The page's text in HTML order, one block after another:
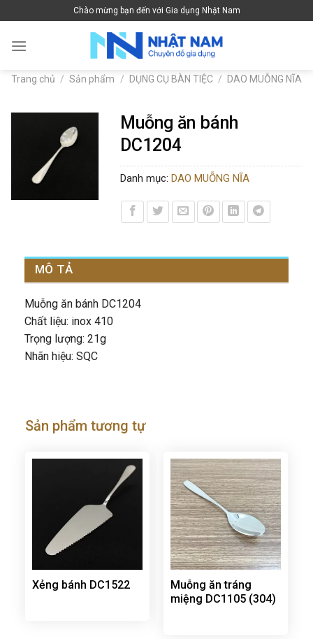
to
content
Chào mừng bạn đến với Gia dụng Nhật Nam
Trang chủ / Sản phẩm / DỤNG CỤ BÀN TIỆC / DAO MUỖNG NĨA
Muỗng ăn bánh
DC1204
Danh mục: DAO MUỖNG NĨA
MÔ TẢ
Muỗng ăn bánh DC1204
Chất liệu: inox 410
Trọng lượng: 21g
Nhãn hiệu: SQC
Sản phẩm tương tự
Xẻng bánh DC1522
Muỗng ăn tráng
miệng DC1105 (304)